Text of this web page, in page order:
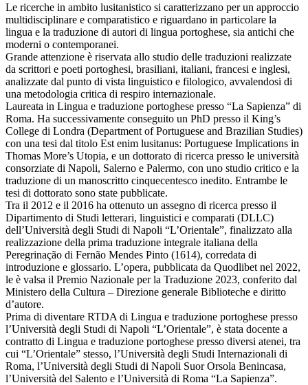
Le ricerche in ambito lusitanistico si caratterizzano per un approccio
multidisciplinare e comparatistico e riguardano in particolare la
lingua e la traduzione di autori di lingua portoghese, sia antichi che
moderni o contemporanei.
Grande attenzione è riservata allo studio delle traduzioni realizzate
da scrittori e poeti portoghesi, brasiliani, italiani, francesi e inglesi,
analizzate dal punto di vista linguistico e filologico, avvalendosi di
una metodologia critica di respiro internazionale.
Laureata in Lingua e traduzione portoghese presso “La Sapienza” di
Roma. Ha successivamente conseguito un PhD presso il King’s
College di Londra (Department of Portuguese and Brazilian Studies)
con una tesi dal titolo Est enim lusitanus: Portuguese Implications in
Thomas More’s Utopia, e un dottorato di ricerca presso le università
consorziate di Napoli, Salerno e Palermo, con uno studio critico e la
traduzione di un manoscritto cinquecentesco inedito. Entrambe le
tesi di dottorato sono state pubblicate.
Tra il 2012 e il 2016 ha ottenuto un assegno di ricerca presso il
Dipartimento di Studi letterari, linguistici e comparati (DLLC)
dell’Università degli Studi di Napoli “L’Orientale”, finalizzato alla
realizzazione della prima traduzione integrale italiana della
Peregrinação di Fernão Mendes Pinto (1614), corredata di
introduzione e glossario. L’opera, pubblicata da Quodlibet nel 2022,
le è valsa il Premio Nazionale per la Traduzione 2023, conferito dal
Ministero della Cultura – Direzione generale Biblioteche e diritto
d’autore.
Prima di diventare RTDA di Lingua e traduzione portoghese presso
l’Università degli Studi di Napoli “L’Orientale”, è stata docente a
contratto di Lingua e traduzione portoghese presso diversi atenei, tra
cui “L’Orientale” stesso, l’Università degli Studi Internazionali di
Roma, l’Università degli Studi di Napoli Suor Orsola Benincasa,
l’Università del Salento e l’Università di Roma “La Sapienza”.